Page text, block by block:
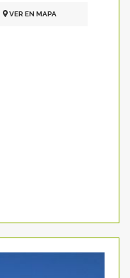
VER EN MAPA